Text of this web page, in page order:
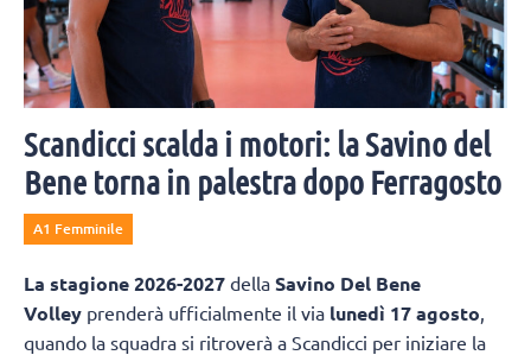
Scandicci scalda i motori: la Savino del
Bene torna in palestra dopo Ferragosto
A1 Femminile
La stagione 2026-2027 della Savino Del Bene
Volley prenderà ufficialmente il via lunedì 17 agosto
quando la squadra si ritroverà a Scandicci per iniziare la